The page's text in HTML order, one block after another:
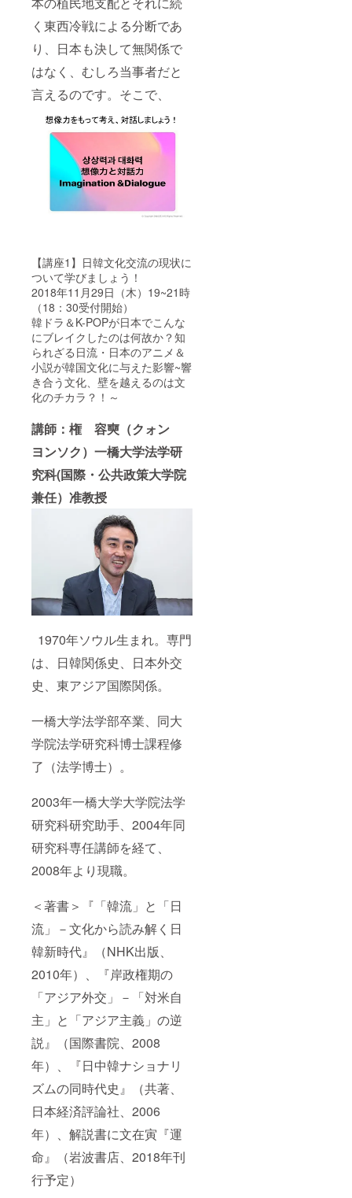
く東西冷戦による分断であ
り、日本も決して無関係で
はなく、むしろ当事者だと
言えるのです。そこで、
【講座1】日韓文化交流の現状に
ついて学びましょう！
2018年11月29日（木）19~21時
（18：30受付開始）
韓ドラ＆K-POPが日本でこんな
にブレイクしたのは何故か？知
られざる日流・日本のアニメ＆
小説が韓国文化に与えた影響~響
き合う文化、壁を越えるのは文
化のチカラ？！～
講師 ：権 容奭 （クォン
ヨンソク） 一橋大学法学研
究科(国際・公共政策大学院
兼任）准教授
1970年ソウル生まれ。専門
は、日韓関係史、日本外交
史、東アジア国際関係。
一橋大学法学部卒業、同大
学院法学研究科博士課程修
了（法学博士）。
2003年一橋大学大学院法学
研究科研究助手、2004年同
研究科専任講師を経て、
2008年より現職。
＜著書＞『「韓流」と「日
流」－文化から読み解く日
韓新時代』（NHK出版、
2010年）、『岸政権期の
「アジア外交」－「対米自
主」と「アジア主義」の逆
説』（国際書院、2008
年）、『日中韓ナショナリ
ズムの同時代史』（共著、
日本経済評論社、2006
年）、解説書に文在寅『運
命』（岩波書店、2018年刊
行予定）